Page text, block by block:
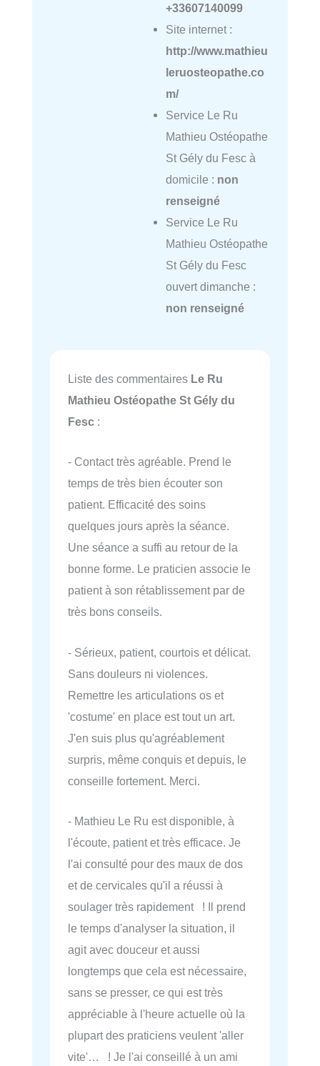
+33607140099
Site internet :
http://www.mathieu
leruosteopathe.co
m/
Service Le Ru
Mathieu Ostéopathe
St Gély du Fesc à
domicile : non
renseigné
Service Le Ru
Mathieu Ostéopathe
St Gély du Fesc
ouvert dimanche :
non renseigné
Liste des commentaires Le Ru
Mathieu Ostéopathe St Gély du
Fesc :
- Contact très agréable. Prend le
temps de très bien écouter son
patient. Efficacité des soins
quelques jours après la séance.
Une séance a suffi au retour de la
bonne forme. Le praticien associe le
patient à son rétablissement par de
très bons conseils.
- Sérieux, patient, courtois et délicat.
Sans douleurs ni violences.
Remettre les articulations os et
'costume' en place est tout un art.
J'en suis plus qu'agréablement
surpris, même conquis et depuis, le
conseille fortement. Merci.
- Mathieu Le Ru est disponible, à
l'écoute, patient et très efficace. Je
l'ai consulté pour des maux de dos
et de cervicales qu'il a réussi à
soulager très rapidement ! Il prend
le temps d'analyser la situation, il
agit avec douceur et aussi
longtemps que cela est nécessaire,
sans se presser, ce qui est très
appréciable à l'heure actuelle où la
plupart des praticiens veulent 'aller
vite'… ! Je l'ai conseillé à un ami